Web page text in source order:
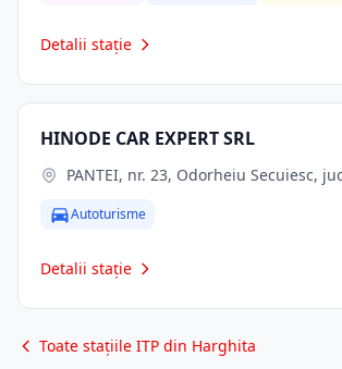
Detalii stație
HINODE CAR EXPERT SRL
PANTEI, nr. 23, Odorheiu Secuiesc,
Autoturisme
Detalii stație
Toate stațiile ITP din Harghita